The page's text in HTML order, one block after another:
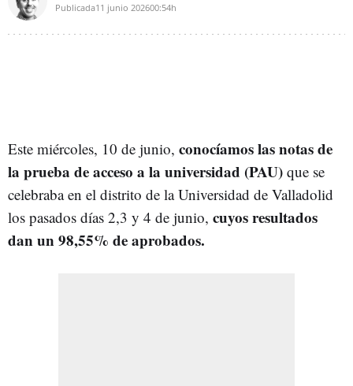
Publicada11 junio 202600:54h
Este miércoles, 10 de junio, conocíamos las notas de
la prueba de acceso a la universidad (PAU) que se
celebraba en el distrito de la Universidad de Valladolid
los pasados días 2,3 y 4 de junio, cuyos resultados
dan un 98,55% de aprobados.